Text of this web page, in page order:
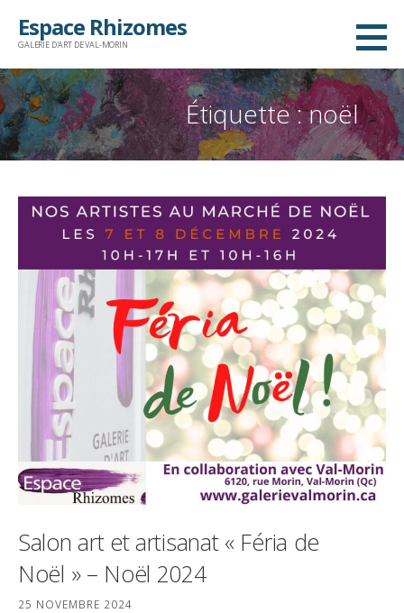
Espace Rhizomes
GALERIE D'ART DE VAL-MORIN
Étiquette : noël
Salon art et artisanat « Féria de
Noël » – Noël 2024
25 NOVEMBRE 2024